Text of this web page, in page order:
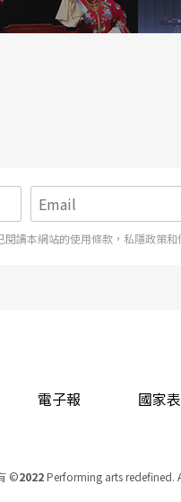
讀本網站的使用條款，私隱政策和
電子報 國家
©2022Performing arts redefined.